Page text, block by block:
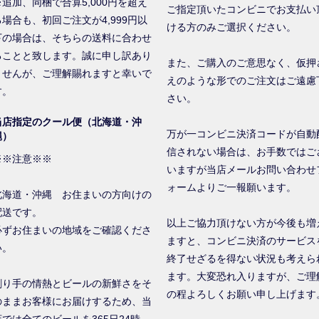
場合も、初回ご注文が4,999円以
の場合は、そちらの送料に合わせ
ことと致します。誠に申し訳あり
せんが、ご理解賜れますと幸いで
店指定のクール便（北海道・沖
注意※※
海道・沖縄 お住まいの方向けの
です。
ずお住まいの地域をご確認くださ
り手の情熱とビールの新鮮さをそ
ままお客様にお届けするため、当
ご指定頂いたコンビニでお支払い
ける方のみご選択ください。
また、ご購入のご意思なく、仮押
えのような形でのご注文はご遠慮
さい。
万が一コンビニ決済コードが自動
信されない場合は、お手数ではご
いますが当店メールお問い合わせ
ォームよりご一報願います。
以上ご協力頂けない方が今後も増
ますと、コンビニ決済のサービス
終了せざるを得ない状況も考えら
ます。大変恐れ入りますが、ご理
の程よろしくお願い申し上げます